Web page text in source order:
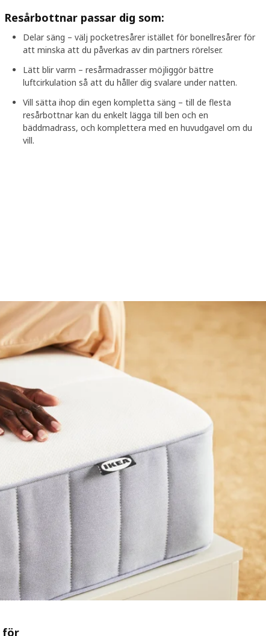
Resårbottnar passar dig som:
Delar säng – välj pocketresårer istället för bonellresårer för
att minska att du påverkas av din partners rörelser.
Lätt blir varm – resårmadrasser möjliggör bättre
luftcirkulation så att du håller dig svalare under natten.
Vill sätta ihop din egen kompletta säng – till de flesta
resårbottnar kan du enkelt lägga till ben och en
bäddmadrass, och komplettera med en huvudgavel om du
vill.
för